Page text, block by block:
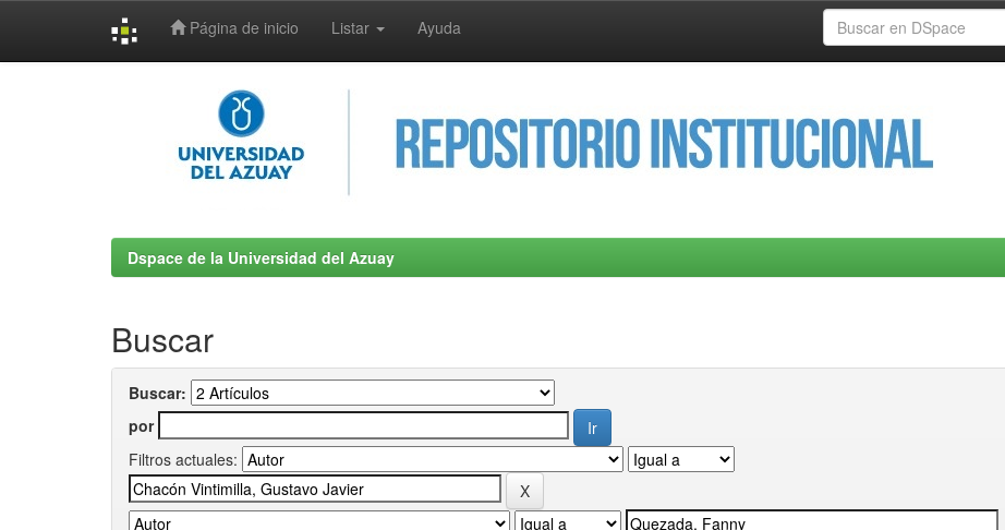
Página de inicio Listar Ayuda
Dspace de la Universidad del Azuay
Buscar
Buscar:
por
Filtros actuales: